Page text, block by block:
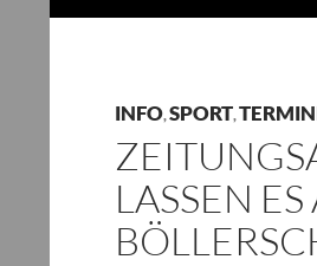
INFO,SPORT,
LASSEN